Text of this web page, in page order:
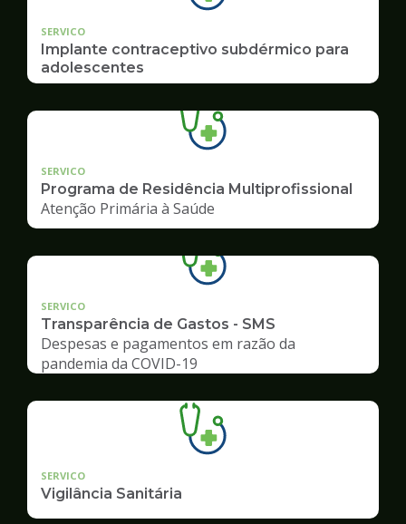
SERVICO
Implante contraceptivo subdérmico para
adolescentes
SERVICO
Programa de Residência Multiprofissional
Atenção Primária à Saúde
SERVICO
Transparência de Gastos - SMS
Despesas e pagamentos em razão da
pandemia da COVID-19
SERVICO
Vigilância Sanitária